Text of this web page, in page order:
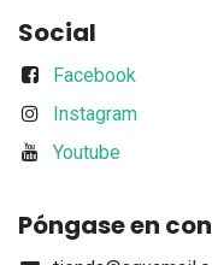
Social
Facebook
Instagram
Youtube
Póngase en